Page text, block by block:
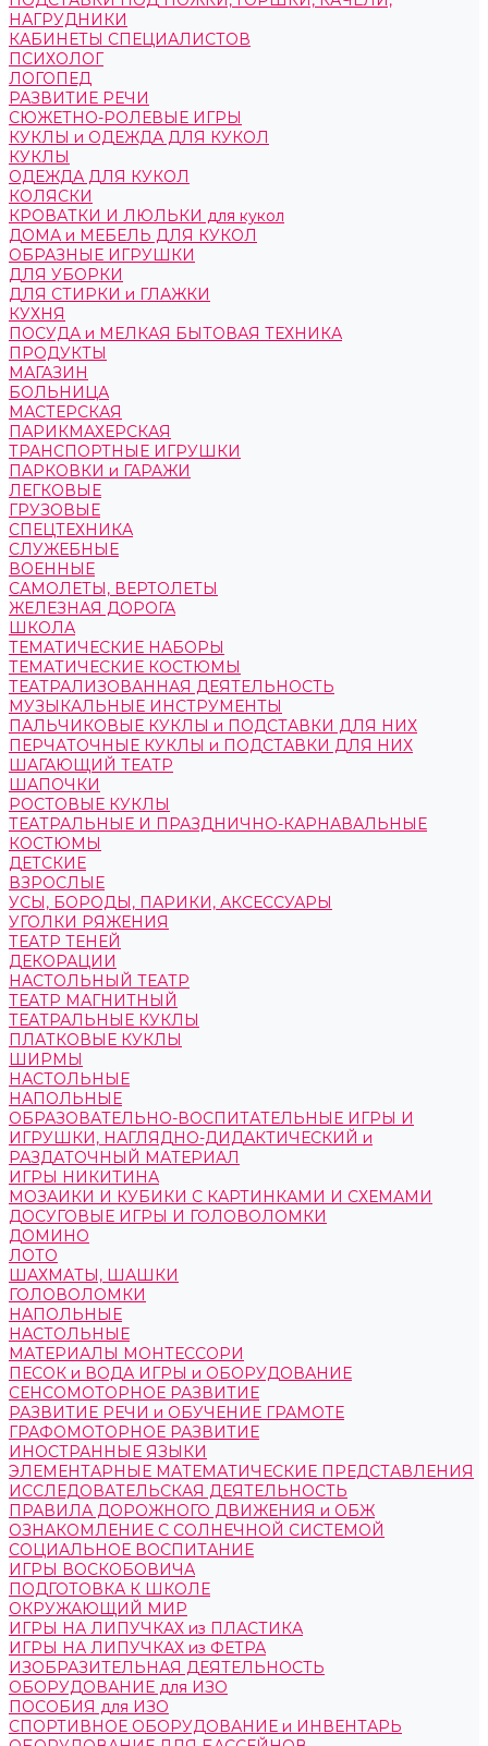
НАГРУДНИКИ
КАБИНЕТЫ СПЕЦИАЛИСТОВ
ПСИХОЛОГ
ЛОГОПЕД
РАЗВИТИЕ РЕЧИ
СЮЖЕТНО-РОЛЕВЫЕ ИГРЫ
КУКЛЫ и ОДЕЖДА ДЛЯ КУКОЛ
КУКЛЫ
ОДЕЖДА ДЛЯ КУКОЛ
КОЛЯСКИ
КРОВАТКИ И ЛЮЛЬКИ для кукол
ДОМА и МЕБЕЛЬ ДЛЯ КУКОЛ
ОБРАЗНЫЕ ИГРУШКИ
ДЛЯ УБОРКИ
ДЛЯ СТИРКИ и ГЛАЖКИ
КУХНЯ
ПОСУДА и МЕЛКАЯ БЫТОВАЯ ТЕХНИКА
ПРОДУКТЫ
МАГАЗИН
БОЛЬНИЦА
МАСТЕРСКАЯ
ПАРИКМАХЕРСКАЯ
ТРАНСПОРТНЫЕ ИГРУШКИ
ПАРКОВКИ и ГАРАЖИ
ЛЕГКОВЫЕ
ГРУЗОВЫЕ
СПЕЦТЕХНИКА
СЛУЖЕБНЫЕ
ВОЕННЫЕ
САМОЛЕТЫ, ВЕРТОЛЕТЫ
ЖЕЛЕЗНАЯ ДОРОГА
ШКОЛА
ТЕМАТИЧЕСКИЕ НАБОРЫ
ТЕМАТИЧЕСКИЕ КОСТЮМЫ
ТЕАТРАЛИЗОВАННАЯ ДЕЯТЕЛЬНОСТЬ
МУЗЫКАЛЬНЫЕ ИНСТРУМЕНТЫ
ПАЛЬЧИКОВЫЕ КУКЛЫ и ПОДСТАВКИ ДЛЯ НИХ
ПЕРЧАТОЧНЫЕ КУКЛЫ и ПОДСТАВКИ ДЛЯ НИХ
ШАГАЮЩИЙ ТЕАТР
ШАПОЧКИ
РОСТОВЫЕ КУКЛЫ
ТЕАТРАЛЬНЫЕ И ПРАЗДНИЧНО-КАРНАВАЛЬНЫЕ
КОСТЮМЫ
ДЕТСКИЕ
ВЗРОСЛЫЕ
УСЫ, БОРОДЫ, ПАРИКИ, АКСЕССУАРЫ
УГОЛКИ РЯЖЕНИЯ
ТЕАТР ТЕНЕЙ
ДЕКОРАЦИИ
НАСТОЛЬНЫЙ ТЕАТР
ТЕАТР МАГНИТНЫЙ
ТЕАТРАЛЬНЫЕ КУКЛЫ
ПЛАТКОВЫЕ КУКЛЫ
ШИРМЫ
НАСТОЛЬНЫЕ
НАПОЛЬНЫЕ
ОБРАЗОВАТЕЛЬНО-ВОСПИТАТЕЛЬНЫЕ ИГРЫ И
ИГРУШКИ, НАГЛЯДНО-ДИДАКТИЧЕСКИЙ и
РАЗДАТОЧНЫЙ МАТЕРИАЛ
ИГРЫ НИКИТИНА
МОЗАИКИ И КУБИКИ С КАРТИНКАМИ И СХЕМАМИ
ДОСУГОВЫЕ ИГРЫ И ГОЛОВОЛОМКИ
ДОМИНО
ЛОТО
ШАХМАТЫ, ШАШКИ
ГОЛОВОЛОМКИ
НАПОЛЬНЫЕ
НАСТОЛЬНЫЕ
МАТЕРИАЛЫ МОНТЕССОРИ
ПЕСОК и ВОДА ИГРЫ и ОБОРУДОВАНИЕ
СЕНСОМОТОРНОЕ РАЗВИТИЕ
РАЗВИТИЕ РЕЧИ и ОБУЧЕНИЕ ГРАМОТЕ
ГРАФОМОТОРНОЕ РАЗВИТИЕ
ИНОСТРАННЫЕ ЯЗЫКИ
ЭЛЕМЕНТАРНЫЕ МАТЕМАТИЧЕСКИЕ ПРЕДСТАВЛЕНИЯ
ИССЛЕДОВАТЕЛЬСКАЯ ДЕЯТЕЛЬНОСТЬ
ПРАВИЛА ДОРОЖНОГО ДВИЖЕНИЯ и ОБЖ
ОЗНАКОМЛЕНИЕ С СОЛНЕЧНОЙ СИСТЕМОЙ
СОЦИАЛЬНОЕ ВОСПИТАНИЕ
ИГРЫ ВОСКОБОВИЧА
ПОДГОТОВКА К ШКОЛЕ
ОКРУЖАЮЩИЙ МИР
ИГРЫ НА ЛИПУЧКАХ из ПЛАСТИКА
ИГРЫ НА ЛИПУЧКАХ из ФЕТРА
ИЗОБРАЗИТЕЛЬНАЯ ДЕЯТЕЛЬНОСТЬ
ОБОРУДОВАНИЕ для ИЗО
ПОСОБИЯ для ИЗО
СПОРТИВНОЕ ОБОРУДОВАНИЕ и ИНВЕНТАРЬ